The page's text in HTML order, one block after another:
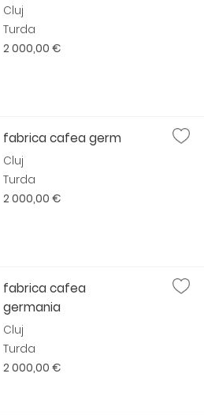
Cluj
Turda
2 000,00 €
fabrica cafea germ
Cluj
Turda
2 000,00 €
fabrica cafea
germania
Cluj
Turda
2 000,00 €